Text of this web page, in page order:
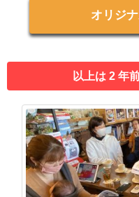
オリジ
以上は 2 年